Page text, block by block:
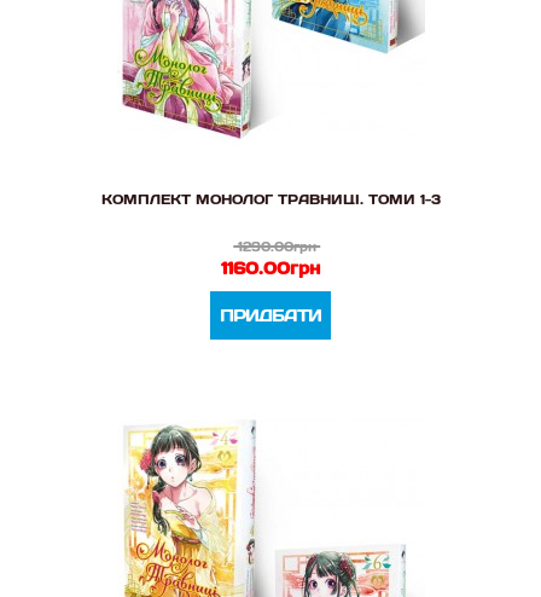
КОМПЛЕКТ МОНОЛОГ ТРАВНИЦІ. ТОМИ 1-3
1290.00грн
1160.00грн
ПРИДБАТИ